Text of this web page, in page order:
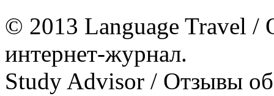
© 2013 Language Travel /
интернет-журнал.
Study Advisor / Отзывы